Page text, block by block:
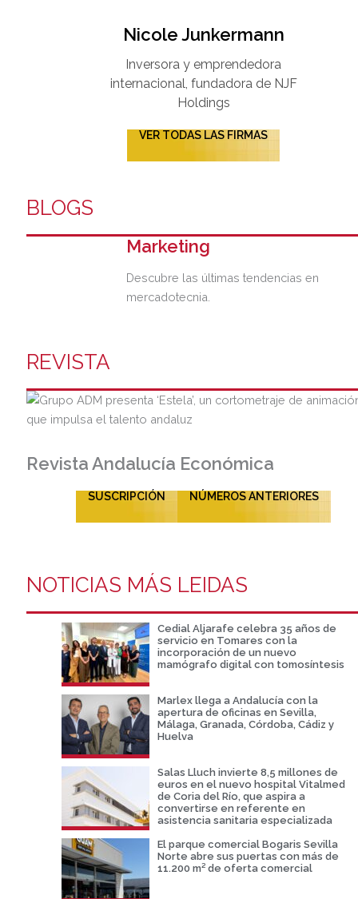
Nicole Junkermann​
Inversora y emprendedora
internacional, fundadora de NJF
Holdings
VER TODAS LAS FIRMAS
BLOGS
Marketing
Descubre las últimas tendencias en
mercadotecnia.
REVISTA
Revista Andalucía Económica
SUSCRIPCIÓN NÚMEROS ANTERIORES
NOTICIAS MÁS LEIDAS
Cedial Aljarafe celebra 35 años de
servicio en Tomares con la
incorporación de un nuevo
mamógrafo digital con tomosíntesis
Marlex llega a Andalucía con la
apertura de oficinas en Sevilla,
Málaga, Granada, Córdoba, Cádiz y
Huelva
Salas Lluch invierte 8,5 millones de
euros en el nuevo hospital Vitalmed
de Coria del Río, que aspira a
convertirse en referente en
asistencia sanitaria especializada
El parque comercial Bogaris Sevilla
Norte abre sus puertas con más de
11.200 m² de oferta comercial